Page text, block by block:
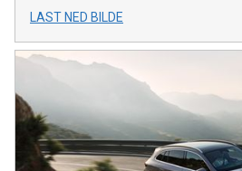
LAST NED BILDE